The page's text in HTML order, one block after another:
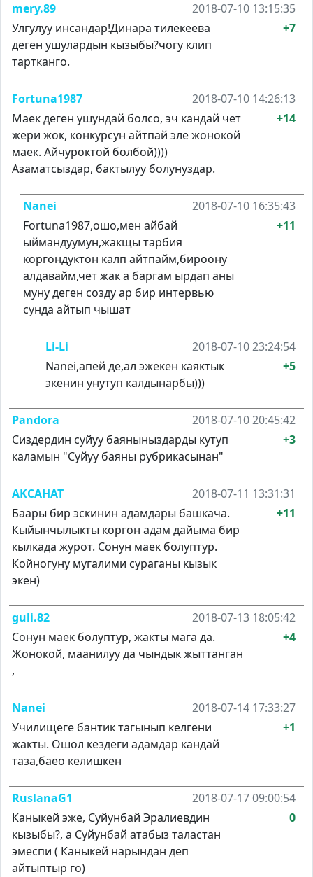
mery.89
2018-07-10 13:15:35
Улгулуу инсандар!Динара тилекеева
деген ушулардын кызыбы?чогу клип
тартканго.
+7
Fortuna1987
2018-07-10 14:26:13
Маек деген ушундай болсо, эч кандай чет
жери жок, конкурсун айтпай эле жонокой
маек. Айчуроктой болбой))))
Азаматсыздар, бактылуу болунуздар.
+14
Nanei
2018-07-10 16:35:43
Fortuna1987,ошо,мен айбай
ыймандуумун,жакщы тарбия
коргондуктон калп айтпайм,бироону
алдавайм,чет жак а баргам ырдап аны
муну деген созду ар бир интервью
сунда айтып чышат
+11
Li-Li
2018-07-10 23:24:54
Nanei,апей де,ал эжекен каяктык
экенин унутуп калдынарбы)))
+5
Pandora
2018-07-10 20:45:42
Сиздердин суйуу баяныныздарды кутуп
каламын "Суйуу баяны рубрикасынан"
+3
AKCAHAT
2018-07-11 13:31:31
Баары бир эскинин адамдары башкача.
Кыйынчылыкты коргон адам дайыма бир
кылкада журот. Сонун маек болуптур.
Койногуну мугалими сураганы кызык
экен)
+11
guli.82
2018-07-13 18:05:42
Сонун маек болуптур, жакты мага да.
Жонокой, маанилуу да чындык жыттанган
,
+4
Nanei
2018-07-14 17:33:27
Училищеге бантик тагынып келгени
жакты. Ошол кездеги адамдар кандай
таза,баео келишкен
+1
RuslanaG1
2018-07-17 09:00:54
Каныкей эже, Суйунбай Эралиевдин
кызыбы?, а Суйунбай атабыз таластан
эмеспи ( Каныкей нарындан деп
айтыптыр го)
0